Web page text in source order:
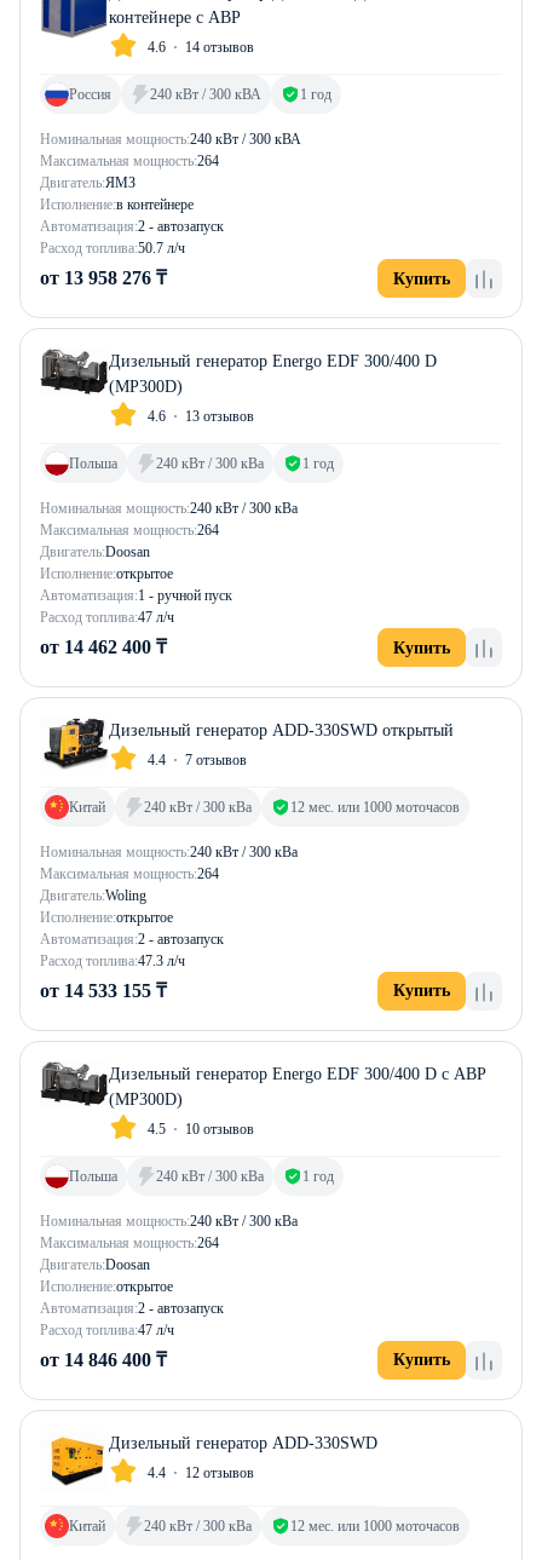
контейнере с АВР
4.6 14 отзывов
Номинальная мощность:240 кВт / 300 кВА
Максимальная мощность:264
Двигатель:ЯМЗ
Исполнение:в контейнере
Автоматизация:2 - автозапуск
Расход топлива:50.7 л/ч
Россия 240 кВт / 300 кВА 1 год
от 13 958 276 ₸ Купить
Дизельный генератор Energo EDF 300/400 D
(MP300D)
4.6 13 отзывов
Номинальная мощность:240 кВт / 300 кВа
Максимальная мощность:264
Двигатель:Doosan
Исполнение:открытое
Автоматизация:1 - ручной пуск
Расход топлива:47 л/ч
Польша 240 кВт / 300 кВа 1 год
от 14 462 400 ₸ Купить
Дизельный генератор ADD-330SWD открытый
4.4 7 отзывов
Номинальная мощность:240 кВт / 300 кВа
Максимальная мощность:264
Двигатель:Woling
Исполнение:открытое
Автоматизация:2 - автозапуск
Расход топлива:47.3 л/ч
Китай 240 кВт / 300 кВа 12 мес. или 1000 моточасов
от 14 533 155 ₸ Купить
Дизельный генератор Energo EDF 300/400 D с АВР
(MP300D)
4.5 10 отзывов
Номинальная мощность:240 кВт / 300 кВа
Максимальная мощность:264
Двигатель:Doosan
Исполнение:открытое
Автоматизация:2 - автозапуск
Расход топлива:47 л/ч
Польша 240 кВт / 300 кВа 1 год
от 14 846 400 ₸ Купить
Дизельный генератор ADD-330SWD
4.4 12 отзывов
Китай 240 кВт / 300 кВа 12 мес. или 1000 моточасов